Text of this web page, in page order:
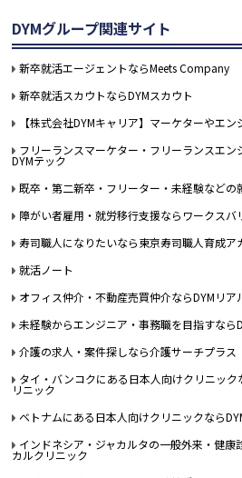
DYMグループ関連サイト
新卒就活エージェントならMeets Company
新卒就活スカウトならDYMスカウト
【株式会社DYMキャリア】マーケターやエ
フリーランスマーケター・フリーランスエン
DYMテック
既卒・第二新卒・フリーター・未経験などの
障がい者雇用・就労移行支援ならワークスバ
寿司職人になりたいなら東京寿司職人育成ア
就活ノート
オフィス仲介・不動産売買仲介ならDYMリア
未経験からエンジニア・事務職を目指すなら
介護の求人・案件探しなら介護サーチプラス
タイ・バンコクにある日本人向けクリニック
リニック
ベトナムにある日本人向けクリニックなら
インドネシア・ジャカルタの一般外来・健康
カルクリニック